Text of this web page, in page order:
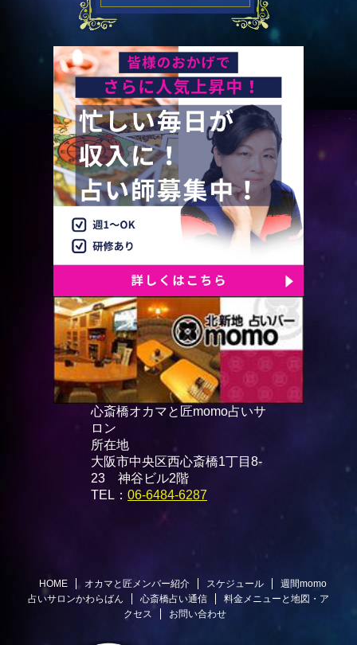
心斎橋オカマと匠momo占いサ
ロン
所在地
大阪市中央区西心斎橋1丁目8-
23 神谷ビル2階
TEL： 06-6484-6287
HOME オカマと匠メンバー紹介 スケジュール
週間momo
占いサロンかわらばん
心斎橋占い通信
料金メニューと地図・ア
クセス
お問い合わせ